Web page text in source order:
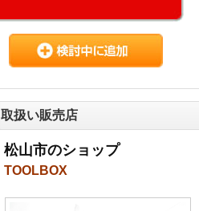
取扱い販売店
松山市のショップ
TOOLBOX